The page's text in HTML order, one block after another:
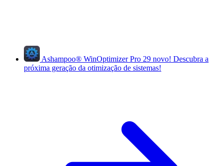
Ashampoo® WinOptimizer Pro 29 novo! Descubra a
próxima geração da otimização de sistemas!